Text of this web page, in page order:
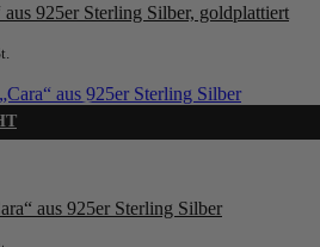
/0,00
925er Sterling Silber, goldplattiert
aus 925er Sterling Silber